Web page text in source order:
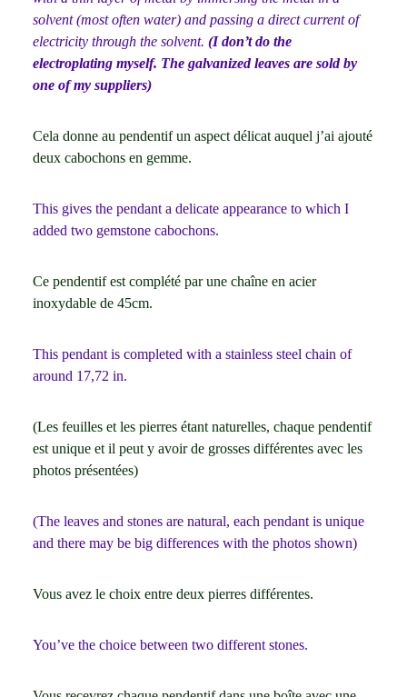
solvent (most often water) and passing a direct current of
electricity through the solvent. (I don’t do the
electroplating myself. The galvanized leaves are sold by
one of my suppliers)
Cela donne au pendentif un aspect délicat auquel j’ai ajouté
deux cabochons en gemme.
This gives the pendant a delicate appearance to which I
added two gemstone cabochons.
Ce pendentif est complété par une chaîne en acier
inoxydable de 45cm.
This pendant is completed with a stainless steel chain of
around 17,72 in.
(Les feuilles et les pierres étant naturelles, chaque pendentif
est unique et il peut y avoir de grosses différentes avec les
photos présentées)
(The leaves and stones are natural, each pendant is unique
and there may be big differences with the photos shown)
Vous avez le choix entre deux pierres différentes.
You’ve the choice between two different stones.